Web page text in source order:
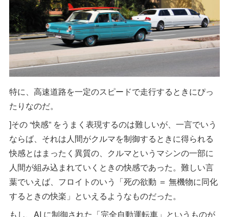
特に、高速道路を一定のスピードで走行するときにぴっ
たりなのだ。
]その “快感” をうまく表現するのは難しいが、一言でいう
ならば、それは人間がクルマを制御するときに得られる
快感とはまったく異質の、クルマというマシンの一部に
人間が組み込まれていくときの快感であった。難しい言
葉でいえば、フロイトのいう「死の欲動 ＝ 無機物に同化
するときの快楽」といえるようなものだった。
もし、AI に制御された「完全自動運転車」というものが